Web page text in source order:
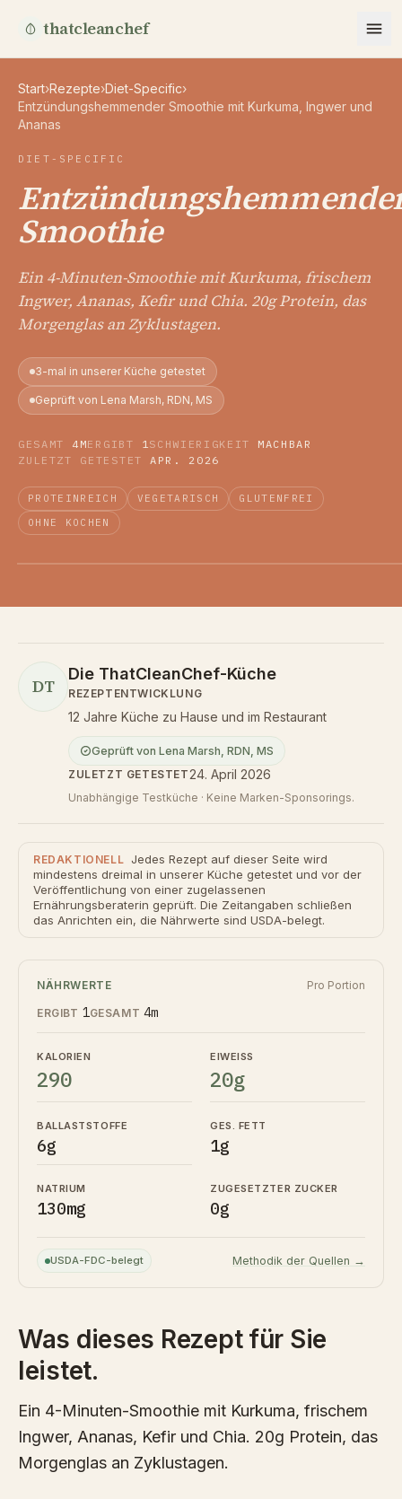
thatcleanchef
Start›Rezepte›Diet-Specific›
Entzündungshemmender Smoothie mit Kurkuma, Ingwer und
Ananas
DIET-SPECIFIC
Smoothie
Ein 4-Minuten-Smoothie mit Kurkuma, frischem
Ingwer, Ananas, Kefir und Chia. 20g Protein, das
Morgenglas an Zyklustagen.
3-mal in unserer Küche getestet
Geprüft von Lena Marsh, RDN, MS
GESAMT 4MERGIBT 1SCHWIERIGKEIT
MACHBAR
ZULETZT GETESTET
APR. 2026
PROTEINREICH VEGETARISCH
GLUTENFREI
OHNE KOCHEN
DT
Die ThatCleanChef-Küche
REZEPTENTWICKLUNG
12 Jahre Küche zu Hause und im Restaurant
Geprüft von Lena Marsh, RDN, MS
ZULETZT GETESTET 24. April 2026
Unabhängige Testküche · Keine Marken-Sponsorings.
REDAKTIONELL Jedes Rezept auf dieser Seite wird
mindestens dreimal in unserer Küche getestet und vor der
Veröffentlichung von einer zugelassenen
Ernährungsberaterin geprüft. Die Zeitangaben schließen
das Anrichten ein, die Nährwerte sind USDA-belegt.
NÄHRWERTE Pro Portion
ERGIBT 1GESAMT 4m
KALORIEN
290
EIWEISS
20g
BALLASTSTOFFE
6g
GES. FETT
1g
NATRIUM
130mg
ZUGESETZTER ZUCKER
0g
USDA-FDC-belegt Methodik der Quellen →
Was dieses Rezept für Sie
leistet.
Ein 4-Minuten-Smoothie mit Kurkuma, frischem
Ingwer, Ananas, Kefir und Chia. 20g Protein, das
Morgenglas an Zyklustagen.